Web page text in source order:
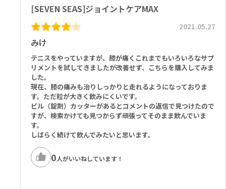
1タブレットあたり：
グルコサミン硫酸塩2KCl 1500mg
原材料：
カプセル：グルコサミン硫酸カリウム塩（甲殻類）、魚油、牛由来ゼ
ラチン、保湿剤：グリセロール、ヒマワリ油、カルシウムL-アスコル
ビン酸塩（ビタミンC）、安定剤：黄ロウ、コンドロイチン硫酸塩、
乳化剤：レシチン（ヒマワリ）、硫酸亜鉛、硫酸マンガン、着色料：
黒酸化鉄、赤酸化鉄、コレカルシフェロール（ビタミンD）
タブレット：グルコサミン硫酸カリウム塩（甲殻類）、賦形剤：セル
ロース、光沢剤：ヒドロキシプロピルメチルセルロース、タルク、固
結防止剤：脂肪酸マグネシウム塩、二酸化ケイ素、脂肪酸、着色料：
黄酸化鉄、賦形剤：カルボキシメチルセルロースナトリウム（架橋
[SEVEN SEAS]ジョイントケアMAX
みけ
2021.05.27
テニスをやっていますが、膝が痛くこれまでもいろいろなサプ
リメントを試してきましたが改善せず、こちらを購入してみま
した。
現在、膝の痛みも治りしっかりと走れるようになっておりま
す。ただ粒が大きく飲みにくいです。
ピル（錠剤）カッターがあるとコメントの返信で見つけたので
すが、検索かけても見つからず頑張ってそのまま飲んでいま
す。
しばらく続けて飲んでみたいと思います。
0人がいいねしています！